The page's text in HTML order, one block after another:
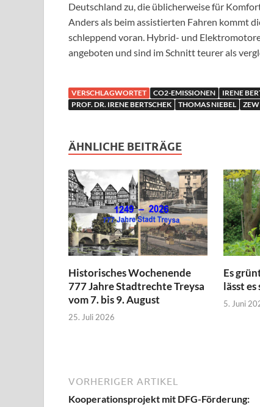
Deutschland zu, die üblicherweise für
Anders als beim assistierten Fahren kommt
schleppend voran. Hybrid- und
angeboten und sind im Schnitt teurer als
VERSCHLAGWORTET CO2-EMISSIONEN IRENE
PROF. DR. IRENE BERTSCHEK
THOMAS NIEBEL
ÄHNLICHE BEITRÄGE
Historisches Wochenende
777 Jahre Stadtrechte Treysa
vom 7. bis 9. August
25. Juli 2026
Es
lässt
5. Juni
VORHERIGER ARTIKEL
Kooperationsprojekt mit DFG-Förderung: